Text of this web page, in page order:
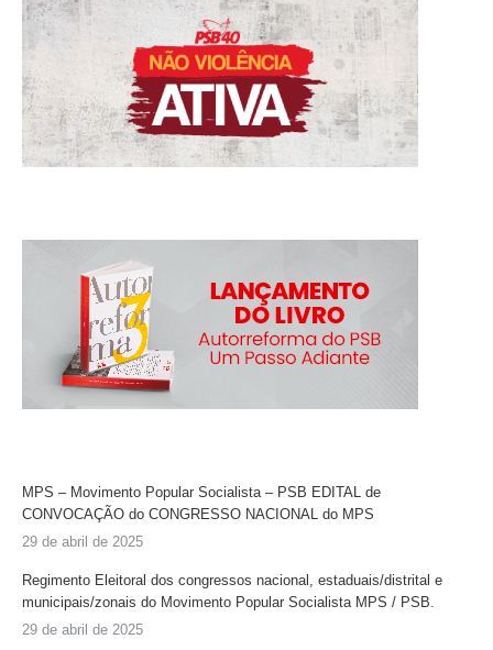
MPS – Movimento Popular Socialista – PSB EDITAL de
CONVOCAÇÃO do CONGRESSO NACIONAL do MPS
29 de abril de 2025
Regimento Eleitoral dos congressos nacional, estaduais/distrital e
municipais/zonais do Movimento Popular Socialista MPS / PSB.
29 de abril de 2025